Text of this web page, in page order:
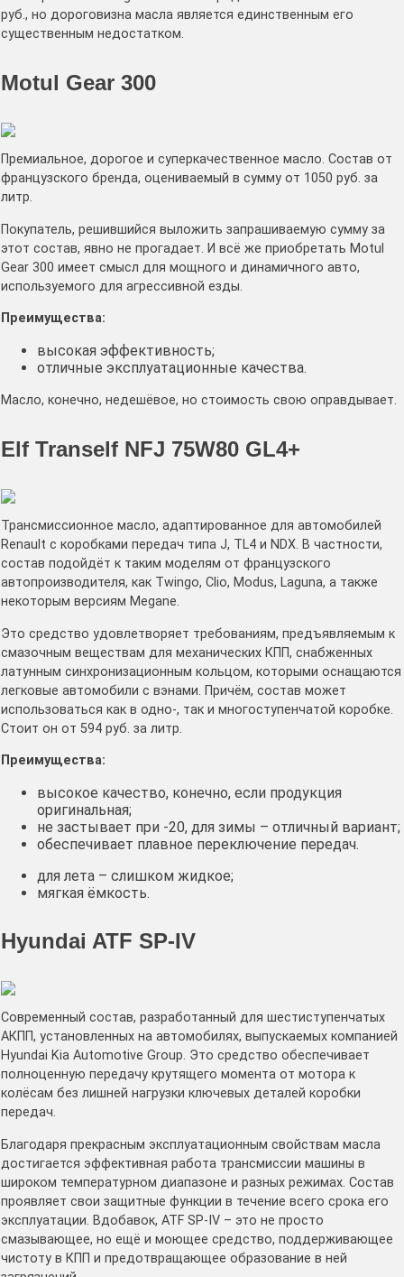
руб., но дороговизна масла является единственным его
существенным недостатком.
Motul Gear 300
Премиальное, дорогое и суперкачественное масло. Состав от
французского бренда, оцениваемый в сумму от 1050 руб. за
литр.
Покупатель, решившийся выложить запрашиваемую сумму за
этот состав, явно не прогадает. И всё же приобретать Motul
Gear 300 имеет смысл для мощного и динамичного авто,
используемого для агрессивной езды.
Преимущества:
высокая эффективность;
отличные эксплуатационные качества.
Масло, конечно, недешёвое, но стоимость свою оправдывает.
Elf Tranself NFJ 75W80 GL4+
Трансмиссионное масло, адаптированное для автомобилей
Renault с коробками передач типа J, TL4 и NDX. В частности,
состав подойдёт к таким моделям от французского
автопроизводителя, как Twingo, Clio, Modus, Laguna, а также
некоторым версиям Megane.
Это средство удовлетворяет требованиям, предъявляемым к
смазочным веществам для механических КПП, снабженных
латунным синхронизационным кольцом, которыми оснащаются
легковые автомобили с вэнами. Причём, состав может
использоваться как в одно-, так и многоступенчатой коробке.
Стоит он от 594 руб. за литр.
Преимущества:
высокое качество, конечно, если продукция
оригинальная;
не застывает при -20, для зимы – отличный вариант;
обеспечивает плавное переключение передач.
для лета – слишком жидкое;
мягкая ёмкость.
Hyundai ATF SP-IV
Современный состав, разработанный для шестиступенчатых
АКПП, установленных на автомобилях, выпускаемых компанией
Hyundai Kia Automotive Group. Это средство обеспечивает
полноценную передачу крутящего момента от мотора к
колёсам без лишней нагрузки ключевых деталей коробки
передач.
Благодаря прекрасным эксплуатационным свойствам масла
достигается эффективная работа трансмиссии машины в
широком температурном диапазоне и разных режимах. Состав
проявляет свои защитные функции в течение всего срока его
эксплуатации. Вдобавок, ATF SP-IV – это не просто
смазывающее, но ещё и моющее средство, поддерживающее
чистоту в КПП и предотвращающее образование в ней